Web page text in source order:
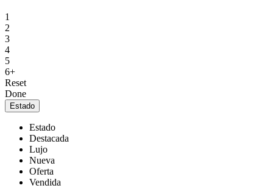
1
2
3
4
5
6+
Reset
Done
Estado
Estado
Destacada
Lujo
Nueva
Oferta
Vendida